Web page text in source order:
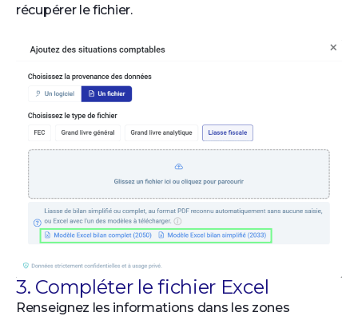
récupérer le fichier.
3. Compléter le fichier Excel
Renseignez les informations dans les zones